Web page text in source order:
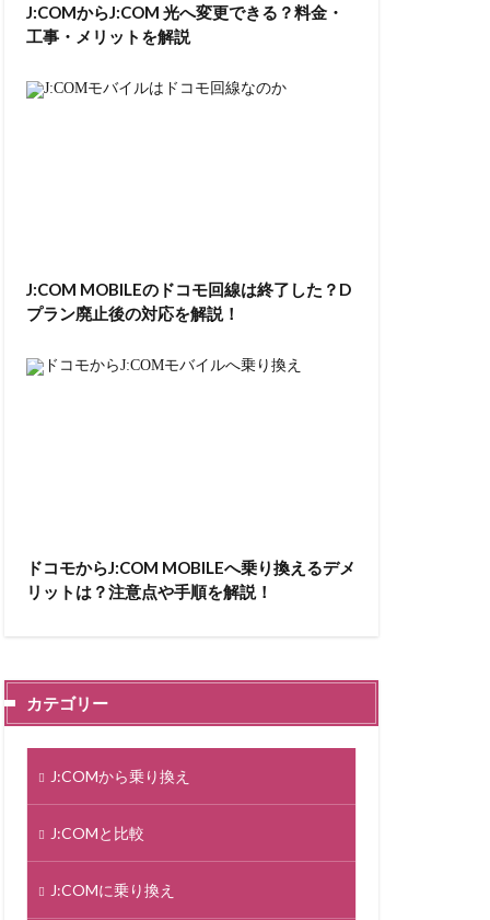
J:COMからJ:COM 光へ変更できる？料金・
工事・メリットを解説
J:COM MOBILEのドコモ回線は終了した？D
プラン廃止後の対応を解説！
ドコモからJ:COM MOBILEへ乗り換えるデメ
リットは？注意点や手順を解説！
カテゴリー
J:COMから乗り換え
J:COMと比較
J:COMに乗り換え